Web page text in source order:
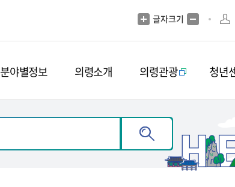
글자크기
분야별정보 의령소개 의령관광 청년